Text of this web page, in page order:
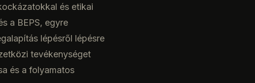
és etikai
a BEPS, egyre
lépésről lépésre
tevékenységet
és a folyamatos